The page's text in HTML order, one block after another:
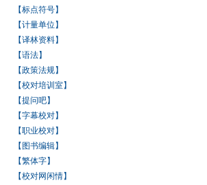
【标点符号】
【计量单位】
【译林资料】
【语法】
【政策法规】
【校对培训室】
【提问吧】
【字幕校对】
【职业校对】
【图书编辑】
【繁体字】
【校对网闲情】